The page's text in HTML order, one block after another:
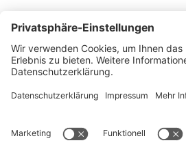
Montags bis Freitags von 08:30 - 17:00 Uhr
+41 44 240 / 11 55
+41 44 240 / 11 57
info@office-trade.ch